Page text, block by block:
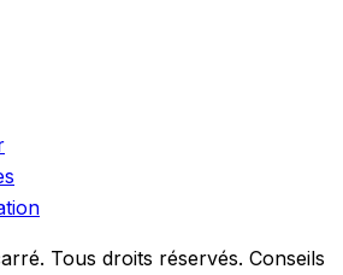
Tous droits réservés. Conseils